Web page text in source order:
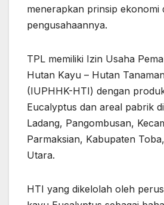
menerapkan prinsip ekonomi
pengusahaannya.
TPL memiliki Izin Usaha
Hutan Kayu – Hutan
(IUPHHK-HTI) dengan
Eucalyptus dan areal pabrik
Ladang, Pangombusan,
Parmaksian, Kabupaten
Utara.
HTI yang dikelolah oleh